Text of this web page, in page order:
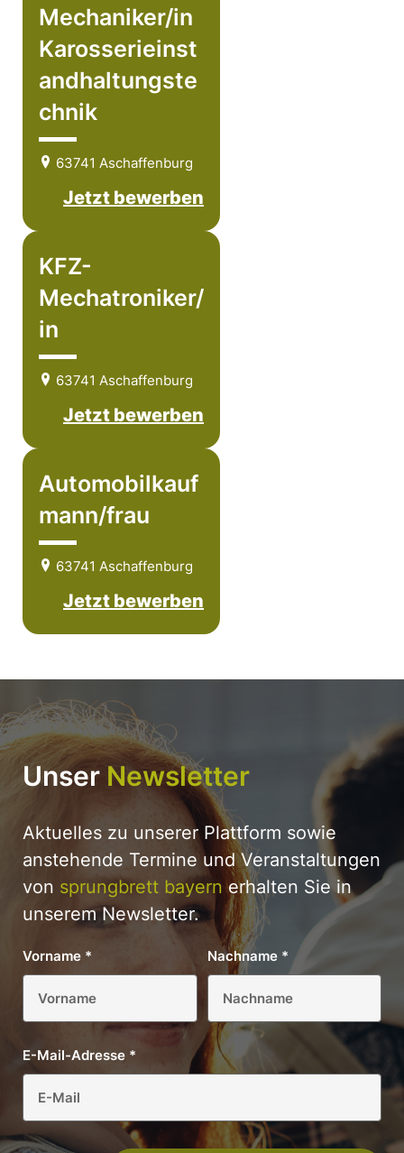
Mechaniker/in
Karosserieinst
andhaltungste
chnik
63741 Aschaffenburg
Jetzt bewerben
KFZ-
Mechatroniker/
in
63741 Aschaffenburg
Jetzt bewerben
Automobilkauf
mann/frau
63741 Aschaffenburg
Jetzt bewerben
Unser Newsletter
Aktuelles zu unserer Plattform sowie
anstehende Termine und Veranstaltungen
von sprungbrett bayernerhalten Sie in
unserem Newsletter.
Vorname * Nachname *
E-Mail-Adresse *